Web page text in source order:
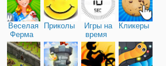
Веселая
Ферма
Приколы
Игры на
время
Кликеры